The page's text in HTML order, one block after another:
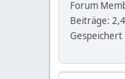
Forum
Beiträge:
Gespeichert